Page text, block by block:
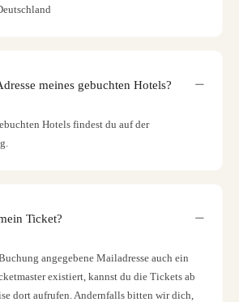
meines gebuchten Hotels?
Hotels findest du auf der
Ticket?
angegebene Mailadresse auch ein
existiert, kannst du die Tickets ab
dort aufrufen. Andernfalls bitten wir dich,